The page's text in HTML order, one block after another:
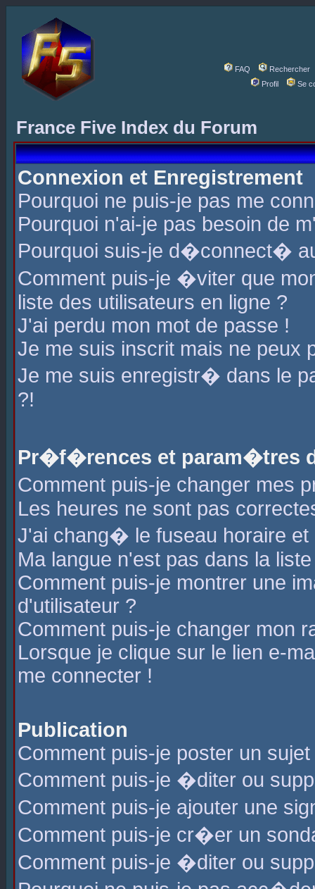
FAQ
Rechercher
Profil
Se
France Five Index du Forum
Connexion et Enregistrement
Pourquoi ne puis-je pas me
Pourquoi n'ai-je pas besoin de
Pourquoi suis-je d�connect�
Comment puis-je �viter que
liste des utilisateurs en ligne ?
J'ai perdu mon mot de passe !
Je me suis inscrit mais ne peux
Je me suis enregistr� dans le
?!
Pr�f�rences et param�tres
Comment puis-je changer mes
Les heures ne sont pas
J'ai chang� le fuseau horaire
Ma langue n'est pas dans la
Comment puis-je montrer une
d'utilisateur ?
Comment puis-je changer mon
Lorsque je clique sur le lien e-
me connecter !
Publication
Comment puis-je poster un
Comment puis-je �diter ou
Comment puis-je ajouter une
Comment puis-je cr�er un
Comment puis-je �diter ou